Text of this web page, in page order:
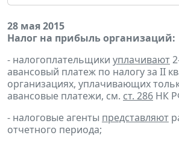
28 мая 2015
Налог на прибыль организаций:
- налогоплательщики уплачивают
авансовый платеж по налогу за II
организациях, уплачивающих
авансовые платежи, см. ст. 286 НК
- налоговые агенты представляют
отчетного периода;